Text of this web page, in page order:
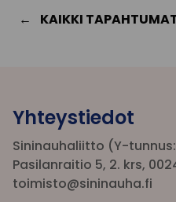
KAIKKI
Yhteystiedot
Sininauhaliitto (Y-
Pasilanraitio 5, 2. krs,
toimisto@sininauha.fi